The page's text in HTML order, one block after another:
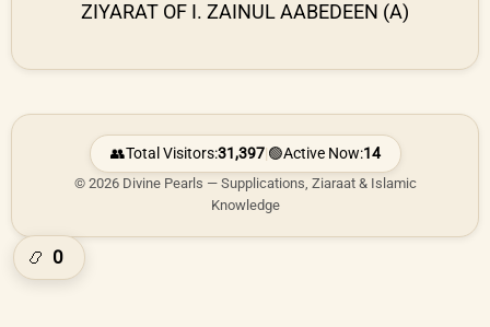
ZIYARAT OF I. ZAINUL AABEDEEN (A)
👥Total Visitors:31,397|🟢Active Now:14
© 2026 Divine Pearls — Supplications, Ziaraat & Islamic
Knowledge
📿 0